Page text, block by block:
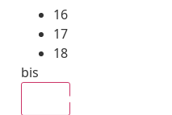
16
17
18
bis